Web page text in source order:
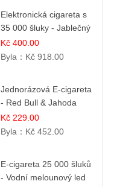
Elektronická cigareta s
35 000 šluky - Jablečný
kyselý led
Kč 400.00
Byla： Kč 918.00
Jednorázová E-cigareta
- Red Bull & Jahoda
Kč 229.00
Byla： Kč 452.00
E-cigareta 25 000 šluků
- Vodní melounový led